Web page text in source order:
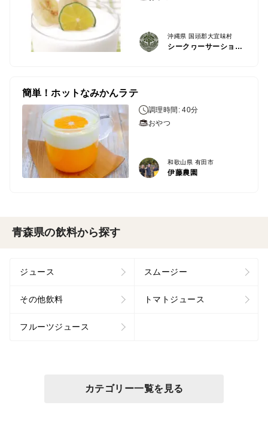
沖縄県 国頭郡大宜味村
シークヮーサーショップ
簡単！ホットなみかんラテ
調理時間: 40分
おやつ
和歌山県 有田市
伊藤農園
青森県の飲料から探す
ジュース スムージー
その他飲料 トマトジュース
フルーツジュース
カテゴリー一覧を見る